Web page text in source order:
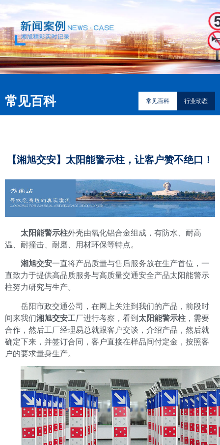
常见百科 常见百科 行业动态
【湘旭交安】太阳能警示柱，让客户赞不绝口！
太阳能警示柱外壳由氧化铝合金组成，有防水、耐高
温、耐撞击、耐磨、用材环保等特点。
湘旭交安一直将产品质量与售后服务放在生产首位，一
直致力于提供高品质服务与高质量交通安全产品太阳能警示
柱努力研究与生产。
岳阳市政交通公司，在网上关注到我们的产品，前段时
间来我们湘旭交安工厂进行考察，看到太阳能警示柱 ，需要
合作，然后工厂经理易总就跟客户交谈，介绍产品，然后就
确定下来，并签订合同，客户直接在样品间付定金，按照客
户的要求量身生产。